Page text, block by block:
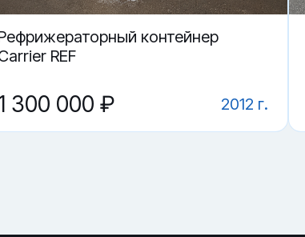
контейнер
REF
300 000 ₽ 2012 г.